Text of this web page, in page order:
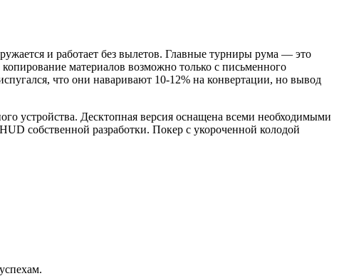
и работает без вылетов. Главные турниры рума — это
материалов возможно только с письменного
что они наваривают 10-12% на конвертации, но вывод
устройства. Десктопная версия оснащена всеми необходимыми
собственной разработки. Покер с укороченной колодой